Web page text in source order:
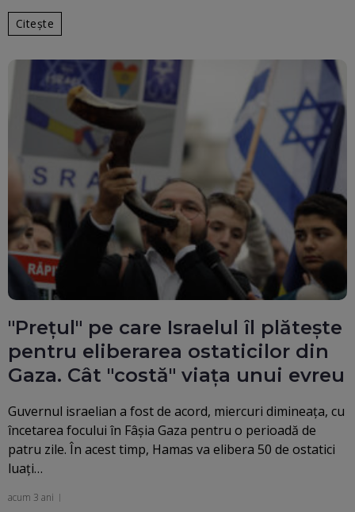
Citește
"Prețul" pe care Israelul îl plătește
pentru eliberarea ostaticilor din
Gaza. Cât "costă" viața unui evreu
Guvernul israelian a fost de acord, miercuri dimineaţa, cu
încetarea focului în Fâșia Gaza pentru o perioadă de
patru zile. În acest timp, Hamas va elibera 50 de ostatici
luați…
acum 3 ani